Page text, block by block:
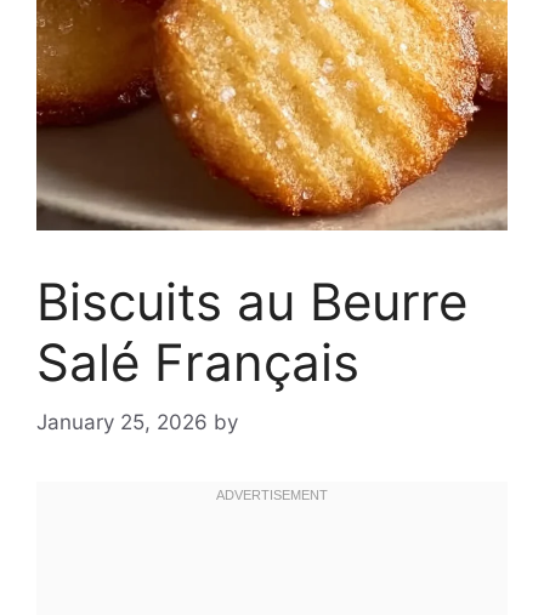
Biscuits au Beurre
Salé Français
January 25, 2026 by